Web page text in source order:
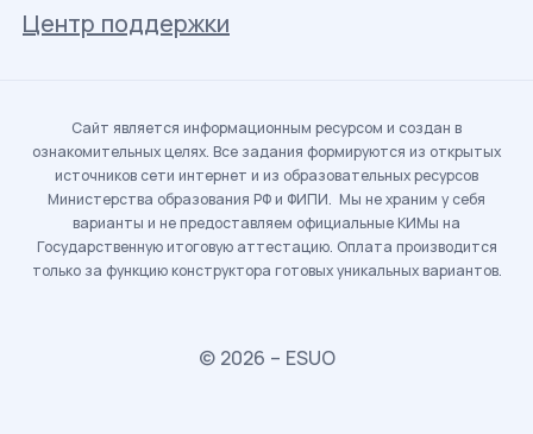
Центр поддержки
Сайт является информационным ресурсом и создан в
ознакомительных целях. Все задания формируются из открытых
источников сети интернет и из образовательных ресурсов
Министерства образования РФ и ФИПИ. Мы не храним у себя
варианты и не предоставляем официальные КИМы на
Государственную итоговую аттестацию. Оплата производится
только за функцию конструктора готовых уникальных вариантов.
© 2026 – ESUO